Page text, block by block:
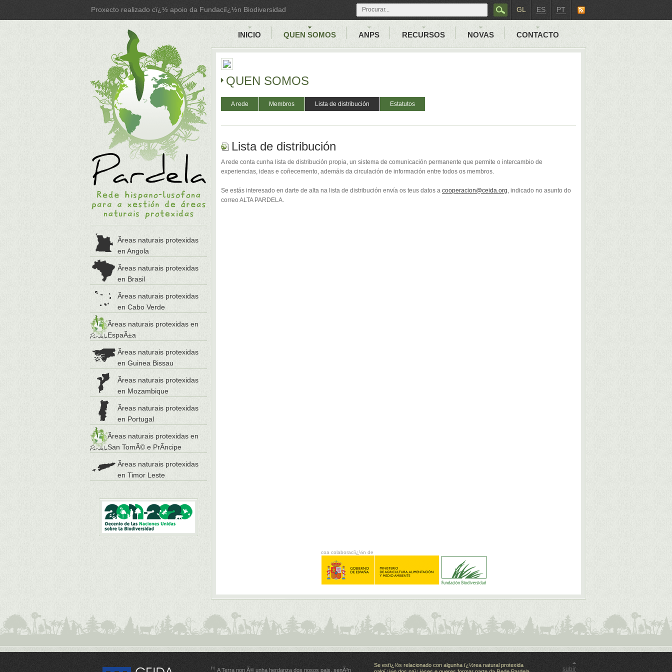
Proxecto realizado cï¿½ apoio da Fundaciï¿½n Biodiversidad PT
ES
GL
Ãreas naturais protexidas
en Angola
Ãreas naturais protexidas
en Brasil
Ãreas naturais protexidas
en Cabo Verde
Ãreas naturais protexidas en
EspaÃ±a
Ãreas naturais protexidas
en Guinea Bissau
Ãreas naturais protexidas
en Mozambique
Ãreas naturais protexidas
en Portugal
Ãreas naturais protexidas en
San TomÃ© e PrÃ­ncipe
Ãreas naturais protexidas
en Timor Leste
INICIO QUEN SOMOS ANPS RECURSOS NOVAS CONTACTO
QUEN SOMOS
A rede Membros Lista de distribución Estatutos
Lista de distribución
A rede conta cunha lista de distribución propia, un sistema de comunicación permanente que permite o intercambio de
experiencias, ideas e coñecemento, ademáis da circulación de información entre todos os membros.
Se estás interesado en darte de alta na lista de distribución envía os teus datos a cooperacion@ceida.org, indicado no asunto do
correo ALTA PARDELA.
coa colaboraciï¿½n de
A Terra non Ã© unha herdanza dos nosos pais, senÃ³n
Se estï¿½s relacionado con algunha ï¿½rea natural protexida
subir